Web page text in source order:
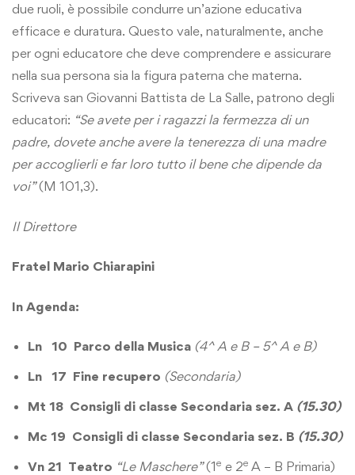
due ruoli, è possibile condurre un’azione educativa
efficace e duratura. Questo vale, naturalmente, anche
per ogni educatore che deve comprendere e assicurare
nella sua persona sia la figura paterna che materna.
Scriveva san Giovanni Battista de La Salle, patrono degli
educatori: “Se avete per i ragazzi la fermezza di un
padre, dovete anche avere la tenerezza di una madre
per accoglierli e far loro tutto il bene che dipende da
voi”(M 101,3).
Il Direttore
Fratel Mario Chiarapini
In Agenda:
Ln 10 Parco della Musica (4^ A e B – 5^ A e B)
Ln 17 Fine recupero (Secondaria)
Mt 18 Consigli di classe Secondaria sez. A (15.30)
Mc 19 Consigli di classe Secondaria sez. B (15.30)
Vn 21 Teatro “Le Maschere”(1e e 2e A – B Primaria)